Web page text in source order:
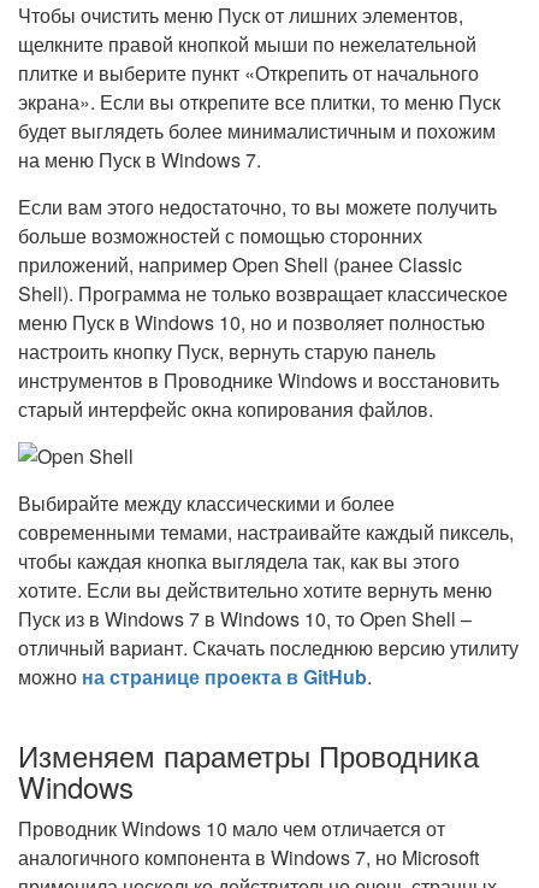
Чтобы очистить меню Пуск от лишних элементов,
щелкните правой кнопкой мыши по нежелательной
плитке и выберите пункт «Открепить от начального
экрана». Если вы открепите все плитки, то меню Пуск
будет выглядеть более минималистичным и похожим
на меню Пуск в Windows 7.
Если вам этого недостаточно, то вы можете получить
больше возможностей с помощью сторонних
приложений, например Open Shell (ранее Classic
Shell). Программа не только возвращает классическое
меню Пуск в Windows 10, но и позволяет полностью
настроить кнопку Пуск, вернуть старую панель
инструментов в Проводнике Windows и восстановить
старый интерфейс окна копирования файлов.
Выбирайте между классическими и более
современными темами, настраивайте каждый пиксель,
чтобы каждая кнопка выглядела так, как вы этого
хотите. Если вы действительно хотите вернуть меню
Пуск из в Windows 7 в Windows 10, то Open Shell –
отличный вариант. Скачать последнюю версию утилиту
можно на странице проекта в GitHub.
Изменяем параметры Проводника
Windows
Проводник Windows 10 мало чем отличается от
аналогичного компонента в Windows 7, но Microsoft